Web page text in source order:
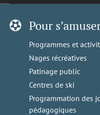
Pour
Programmes et
Nages récréatives
Patinage public
Centres de ski
Programmation des
pédagogiques